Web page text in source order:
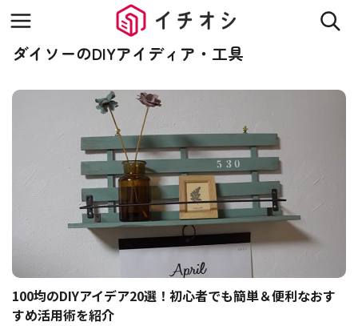
ダイソーのDIYアイディア・工具
100均のDIYアイデア20選！初心者でも簡単＆便利なおす
すめ活用術を紹介